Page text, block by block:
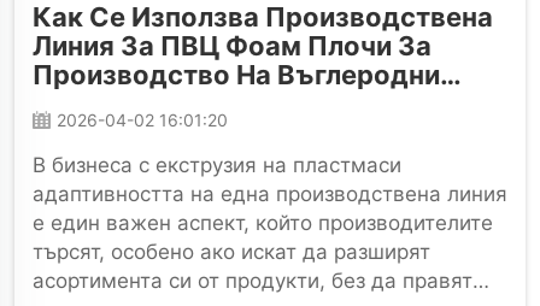
Как Се Използва Производствена
Линия За ПВЦ Фоам Плочи За
Производство На Въглеродни
Кристални Плочи И
Удароустойчиви Панели?
2026-04-02 16:01:20
В бизнеса с екструзия на пластмаси
адаптивността на една производствена линия
е един важен аспект, който производителите
търсят, особено ако искат да разширят
асортимента си от продукти, без да правят